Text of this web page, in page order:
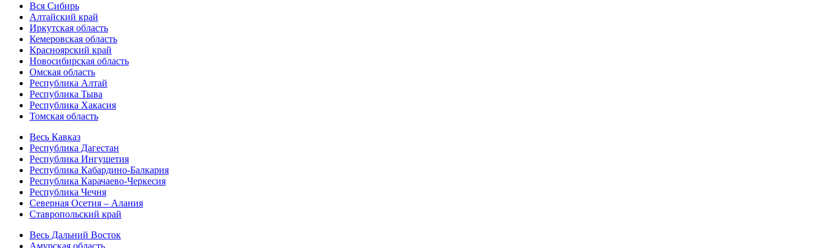
Вся Сибирь
Алтайский край
Иркутская область
Кемеровская область
Красноярский край
Новосибирская область
Омская область
Республика Алтай
Республика Тыва
Республика Хакасия
Томская область
Весь Кавказ
Республика Дагестан
Республика Ингушетия
Республика Кабардино-Балкария
Республика Карачаево-Черкесия
Республика Чечня
Северная Осетия – Алания
Ставропольский край
Весь Дальний Восток
Амурская область